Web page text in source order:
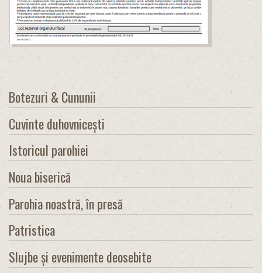
Botezuri & Cununii
Cuvinte duhovnicești
Istoricul parohiei
Noua biserică
Parohia noastră, în presă
Patristica
Slujbe și evenimente deosebite